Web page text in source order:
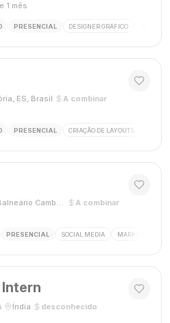
1 mês
PRESENCIAL DESIGNER GRÁFICO
ES, Brasil A combinar·
PRESENCIAL CRIAÇÃO DE LAYOUTS
Balneário Camboriú, SC A combinar·
PRESENCIAL SOCIAL MEDIA MARKETING
Índia desconhecido